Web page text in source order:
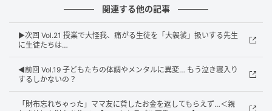
関連する他の記事
▶︎次回 Vol.21 授業で大怪我、痛がる生徒を「大袈裟」扱いする先生
に生徒たちは…
◀︎前回 Vol.19 子どもたちの体調やメンタルに異変… もう泣き寝入り
するしかないの？
「財布忘れちゃった」ママ友に貸したお金を返してもらえず…＜親